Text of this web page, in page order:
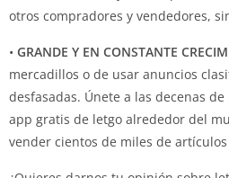
otros compradores y vendedores,
• GRANDE Y EN CONSTANTE
mercadillos o de usar anuncios
desfasadas. Únete a las decenas
app gratis de letgo alrededor del
vender cientos de miles de